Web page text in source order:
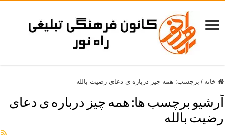
خانه / برچسب: همه چیز درباره ی دعای رضیت بالله
آرشیو برچسب ها: همه چیز درباره ی دعای
رضیت بالله